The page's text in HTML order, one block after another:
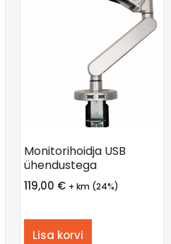
Monitorihoidja USB
ühendustega
119,00 € + km (24%)
Lisa korvi